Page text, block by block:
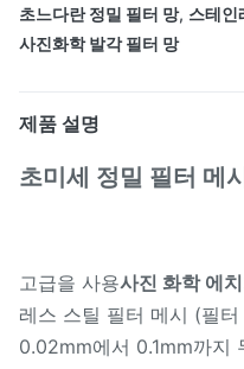
초느다란 정밀 필터 망, 스테인
사진화학 발각 필터 망
제품 설명
초미세 정밀 필터 메
고급을 사용사진 화학 에치
레스 스틸 필터 메시 (필
0.02mm에서 0.1mm까지